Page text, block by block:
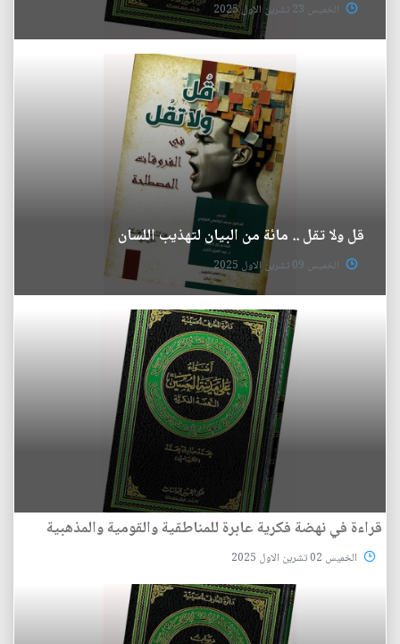
الخميس 23 تشرين الاول 2025
قل ولا تقل .. مائة من البيان لتهذيب اللسان
الخميس 09 تشرين الاول 2025
قراءة في نهضة فكرية عابرة للمناطقية والقومية والمذهبية
الخميس 02 تشرين الاول 2025